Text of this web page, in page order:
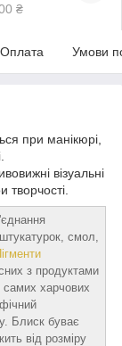
₴
Оплата Умови
при манікюрі,
візуальні
смол,
з продуктами
харчових
Блиск буває
від розміру